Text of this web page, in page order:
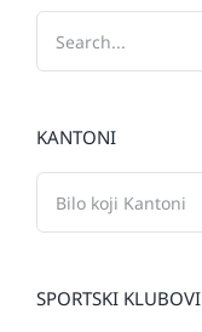
KANTONI
SPORTSKI KLUBOVI